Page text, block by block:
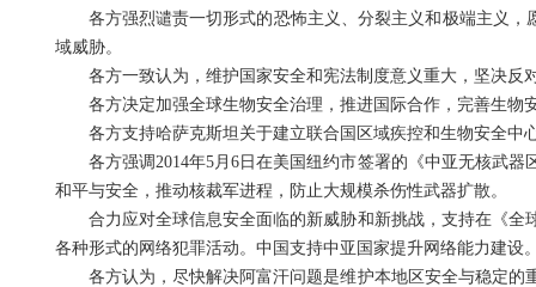
各方强烈谴责一切形式的恐怖主义、分裂主义和极端主义
域威胁。
各方一致认为，维护国家安全和宪法制度意义重大，坚决反
各方决定加强全球生物安全治理，推进国际合作，完善生物
各方支持哈萨克斯坦关于建立联合国区域疾控和生物安全
各方强调2014年5月6日在美国纽约市签署的《中亚无核武
和平与安全，推动核裁军进程，防止大规模杀伤性武器扩散。
合力应对全球信息安全面临的新威胁和新挑战，支持在《
各种形式的网络犯罪活动。中国支持中亚国家提升网络能力建设
各方认为，尽快解决阿富汗问题是维护本地区安全与稳定